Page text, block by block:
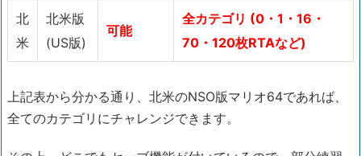
北
米
北米版
(US版)
可能
全カテゴリ (0・1・16・
70・120枚RTAなど)
上記表から分かる通り、北米のNSO版マリオ64であれば、
全てのカテゴリにチャレンジできます。